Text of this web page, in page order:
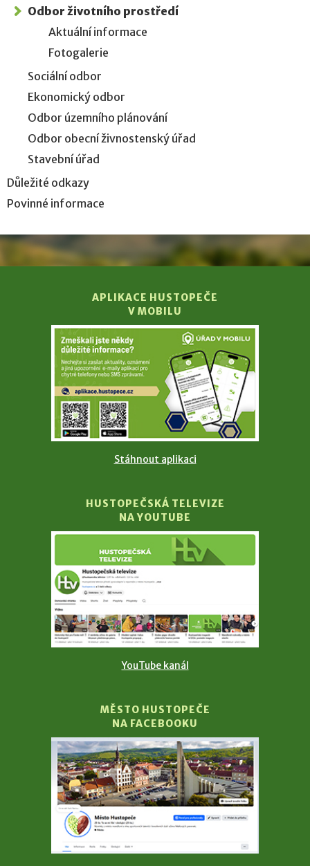
Odbor životního prostředí
Aktuální informace
Fotogalerie
Sociální odbor
Ekonomický odbor
Odbor územního plánování
Odbor obecní živnostenský úřad
Stavební úřad
Důležité odkazy
Povinné informace
APLIKACE HUSTOPEČE
V MOBILU
Stáhnout aplikaci
HUSTOPEČSKÁ TELEVIZE
NA YOUTUBE
YouTube kanál
MĚSTO HUSTOPEČE
NA FACEBOOKU